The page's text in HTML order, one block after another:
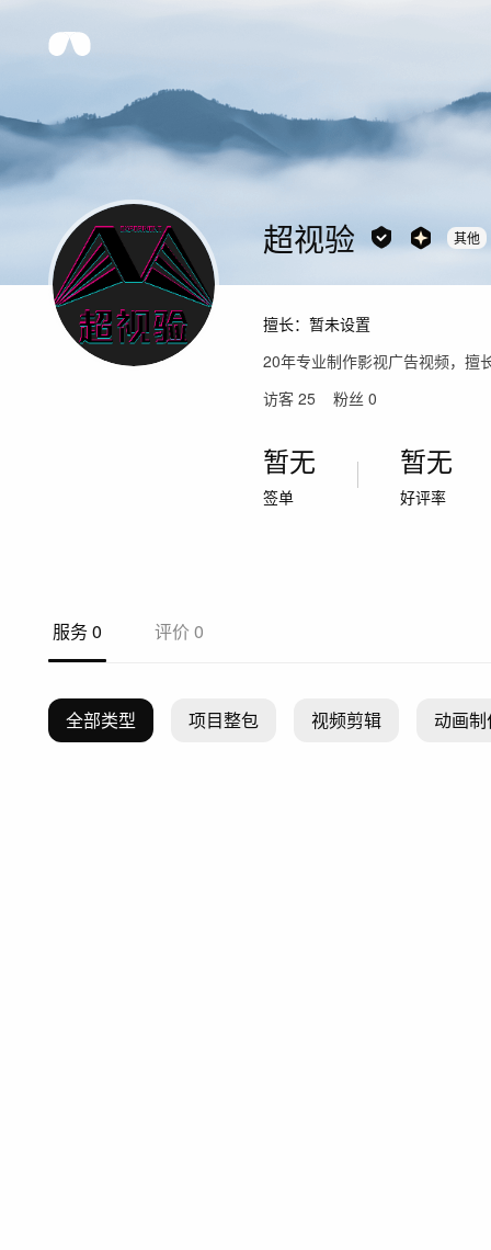
超视验 其他
擅长： 暂未设置
20年专业制作影视广告视频，擅
访客 25 粉丝 0
暂无
签单
暂无
好评率
服务0 评价 0
全部类型 项目整包 视频剪辑 动画制